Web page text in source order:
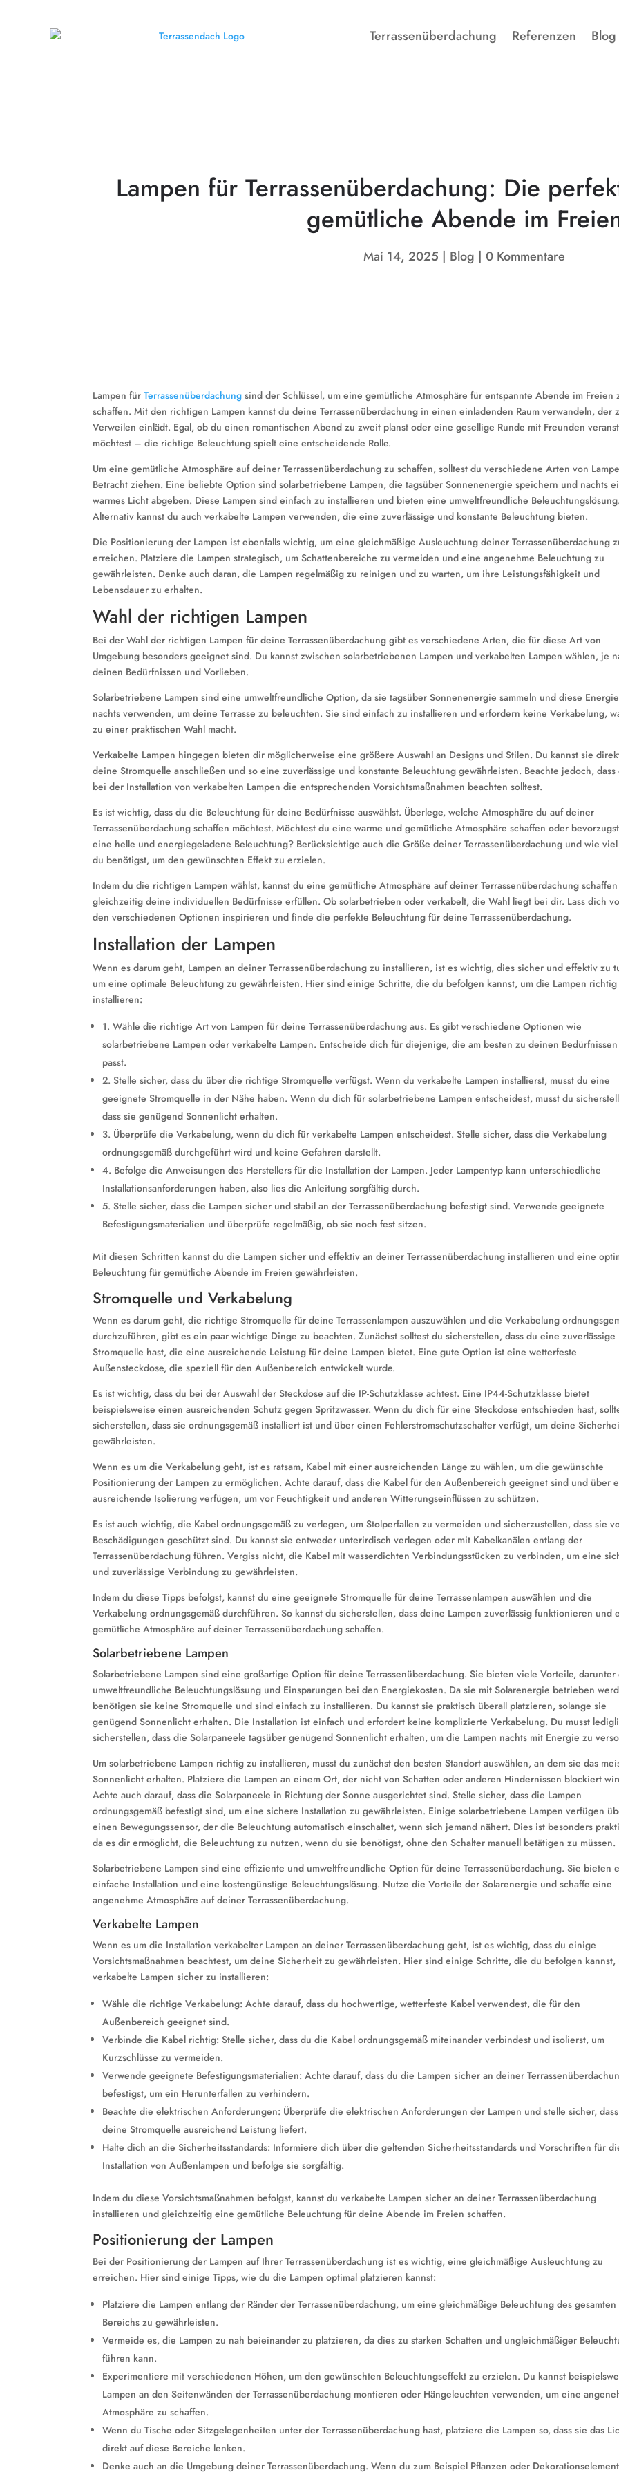
Terrassenüberdachung Referenzen Blog
Lampen für Terrassenüberdachung: Die
gemütliche Abende im
Mai 14, 2025 Blog 0 Kommentare
Lampen fürTerrassenüberdachung sind der Schlüssel, um eine gemütliche Atmosphäre für entspannte Abende im Freien
schaffen. Mit den richtigen Lampen kannst du deine Terrassenüberdachung in einen einladenden Raum verwandeln, der
Verweilen einlädt. Egal, ob du einen romantischen Abend zu zweit planst oder eine gesellige Runde mit Freunden
möchtest – die richtige Beleuchtung spielt eine entscheidende Rolle.
Um eine gemütliche Atmosphäre auf deiner Terrassenüberdachung zu schaffen, solltest du verschiedene Arten von
Betracht ziehen. Eine beliebte Option sind solarbetriebene Lampen, die tagsüber Sonnenenergie speichern und nachts
warmes Licht abgeben. Diese Lampen sind einfach zu installieren und bieten eine umweltfreundliche Beleuchtungslösung.
Alternativ kannst du auch verkabelte Lampen verwenden, die eine zuverlässige und konstante Beleuchtung bieten.
Die Positionierung der Lampen ist ebenfalls wichtig, um eine gleichmäßige Ausleuchtung deiner Terrassenüberdachung
erreichen. Platziere die Lampen strategisch, um Schattenbereiche zu vermeiden und eine angenehme Beleuchtung zu
gewährleisten. Denke auch daran, die Lampen regelmäßig zu reinigen und zu warten, um ihre Leistungsfähigkeit und
Lebensdauer zu erhalten.
Wahl der richtigen Lampen
Bei der Wahl der richtigen Lampen für deine Terrassenüberdachung gibt es verschiedene Arten, die für diese Art von
Umgebung besonders geeignet sind. Du kannst zwischen solarbetriebenen Lampen und verkabelten Lampen wählen, je
deinen Bedürfnissen und Vorlieben.
Solarbetriebene Lampen sind eine umweltfreundliche Option, da sie tagsüber Sonnenenergie sammeln und diese
nachts verwenden, um deine Terrasse zu beleuchten. Sie sind einfach zu installieren und erfordern keine Verkabelung,
zu einer praktischen Wahl macht.
Verkabelte Lampen hingegen bieten dir möglicherweise eine größere Auswahl an Designs und Stilen. Du kannst sie
deine Stromquelle anschließen und so eine zuverlässige und konstante Beleuchtung gewährleisten. Beachte jedoch, dass
bei der Installation von verkabelten Lampen die entsprechenden Vorsichtsmaßnahmen beachten solltest.
Es ist wichtig, dass du die Beleuchtung für deine Bedürfnisse auswählst. Überlege, welche Atmosphäre du auf deiner
Terrassenüberdachung schaffen möchtest. Möchtest du eine warme und gemütliche Atmosphäre schaffen oder
eine helle und energiegeladene Beleuchtung? Berücksichtige auch die Größe deiner Terrassenüberdachung und wie
du benötigst, um den gewünschten Effekt zu erzielen.
Indem du die richtigen Lampen wählst, kannst du eine gemütliche Atmosphäre auf deiner Terrassenüberdachung
gleichzeitig deine individuellen Bedürfnisse erfüllen. Ob solarbetrieben oder verkabelt, die Wahl liegt bei dir. Lass dich
den verschiedenen Optionen inspirieren und finde die perfekte Beleuchtung für deine Terrassenüberdachung.
Installation der Lampen
Wenn es darum geht, Lampen an deiner Terrassenüberdachung zu installieren, ist es wichtig, dies sicher und effektiv zu
um eine optimale Beleuchtung zu gewährleisten. Hier sind einige Schritte, die du befolgen kannst, um die Lampen richtig
installieren:
1. Wähle die richtige Art von Lampen für deine Terrassenüberdachung aus. Es gibt verschiedene Optionen wie
solarbetriebene Lampen oder verkabelte Lampen. Entscheide dich für diejenige, die am besten zu deinen Bedürfnissen
passt.
2. Stelle sicher, dass du über die richtige Stromquelle verfügst. Wenn du verkabelte Lampen installierst, musst du eine
geeignete Stromquelle in der Nähe haben. Wenn du dich für solarbetriebene Lampen entscheidest, musst du
dass sie genügend Sonnenlicht erhalten.
3. Überprüfe die Verkabelung, wenn du dich für verkabelte Lampen entscheidest. Stelle sicher, dass die Verkabelung
ordnungsgemäß durchgeführt wird und keine Gefahren darstellt.
4. Befolge die Anweisungen des Herstellers für die Installation der Lampen. Jeder Lampentyp kann unterschiedliche
Installationsanforderungen haben, also lies die Anleitung sorgfältig durch.
5. Stelle sicher, dass die Lampen sicher und stabil an der Terrassenüberdachung befestigt sind. Verwende geeignete
Befestigungsmaterialien und überprüfe regelmäßig, ob sie noch fest sitzen.
Mit diesen Schritten kannst du die Lampen sicher und effektiv an deiner Terrassenüberdachung installieren und eine
Beleuchtung für gemütliche Abende im Freien gewährleisten.
Stromquelle und Verkabelung
Wenn es darum geht, die richtige Stromquelle für deine Terrassenlampen auszuwählen und die Verkabelung
durchzuführen, gibt es ein paar wichtige Dinge zu beachten. Zunächst solltest du sicherstellen, dass du eine zuverlässige
Stromquelle hast, die eine ausreichende Leistung für deine Lampen bietet. Eine gute Option ist eine wetterfeste
Außensteckdose, die speziell für den Außenbereich entwickelt wurde.
Es ist wichtig, dass du bei der Auswahl der Steckdose auf die IP-Schutzklasse achtest. Eine IP44-Schutzklasse bietet
beispielsweise einen ausreichenden Schutz gegen Spritzwasser. Wenn du dich für eine Steckdose entschieden hast,
sicherstellen, dass sie ordnungsgemäß installiert ist und über einen Fehlerstromschutzschalter verfügt, um deine
gewährleisten.
Wenn es um die Verkabelung geht, ist es ratsam, Kabel mit einer ausreichenden Länge zu wählen, um die gewünschte
Positionierung der Lampen zu ermöglichen. Achte darauf, dass die Kabel für den Außenbereich geeignet sind und über
ausreichende Isolierung verfügen, um vor Feuchtigkeit und anderen Witterungseinflüssen zu schützen.
Es ist auch wichtig, die Kabel ordnungsgemäß zu verlegen, um Stolperfallen zu vermeiden und sicherzustellen, dass sie
Beschädigungen geschützt sind. Du kannst sie entweder unterirdisch verlegen oder mit Kabelkanälen entlang der
Terrassenüberdachung führen. Vergiss nicht, die Kabel mit wasserdichten Verbindungsstücken zu verbinden, um eine
und zuverlässige Verbindung zu gewährleisten.
Indem du diese Tipps befolgst, kannst du eine geeignete Stromquelle für deine Terrassenlampen auswählen und die
Verkabelung ordnungsgemäß durchführen. So kannst du sicherstellen, dass deine Lampen zuverlässig funktionieren und
gemütliche Atmosphäre auf deiner Terrassenüberdachung schaffen.
Solarbetriebene Lampen
Solarbetriebene Lampen sind eine großartige Option für deine Terrassenüberdachung. Sie bieten viele Vorteile, darunter
umweltfreundliche Beleuchtungslösung und Einsparungen bei den Energiekosten. Da sie mit Solarenergie betrieben
benötigen sie keine Stromquelle und sind einfach zu installieren. Du kannst sie praktisch überall platzieren, solange sie
genügend Sonnenlicht erhalten. Die Installation ist einfach und erfordert keine komplizierte Verkabelung. Du musst
sicherstellen, dass die Solarpaneele tagsüber genügend Sonnenlicht erhalten, um die Lampen nachts mit Energie zu
Um solarbetriebene Lampen richtig zu installieren, musst du zunächst den besten Standort auswählen, an dem sie das
Sonnenlicht erhalten. Platziere die Lampen an einem Ort, der nicht von Schatten oder anderen Hindernissen blockiert
Achte auch darauf, dass die Solarpaneele in Richtung der Sonne ausgerichtet sind. Stelle sicher, dass die Lampen
ordnungsgemäß befestigt sind, um eine sichere Installation zu gewährleisten. Einige solarbetriebene Lampen verfügen
einen Bewegungssensor, der die Beleuchtung automatisch einschaltet, wenn sich jemand nähert. Dies ist besonders
da es dir ermöglicht, die Beleuchtung zu nutzen, wenn du sie benötigst, ohne den Schalter manuell betätigen zu müssen.
Solarbetriebene Lampen sind eine effiziente und umweltfreundliche Option für deine Terrassenüberdachung. Sie bieten
einfache Installation und eine kostengünstige Beleuchtungslösung. Nutze die Vorteile der Solarenergie und schaffe eine
angenehme Atmosphäre auf deiner Terrassenüberdachung.
Verkabelte Lampen
Wenn es um die Installation verkabelter Lampen an deiner Terrassenüberdachung geht, ist es wichtig, dass du einige
Vorsichtsmaßnahmen beachtest, um deine Sicherheit zu gewährleisten. Hier sind einige Schritte, die du befolgen kannst,
verkabelte Lampen sicher zu installieren:
Wähle die richtige Verkabelung: Achte darauf, dass du hochwertige, wetterfeste Kabel verwendest, die für den
Außenbereich geeignet sind.
Verbinde die Kabel richtig: Stelle sicher, dass du die Kabel ordnungsgemäß miteinander verbindest und isolierst, um
Kurzschlüsse zu vermeiden.
Verwende geeignete Befestigungsmaterialien: Achte darauf, dass du die Lampen sicher an deiner
befestigst, um ein Herunterfallen zu verhindern.
Beachte die elektrischen Anforderungen: Überprüfe die elektrischen Anforderungen der Lampen und stelle sicher, dass
deine Stromquelle ausreichend Leistung liefert.
Halte dich an die Sicherheitsstandards: Informiere dich über die geltenden Sicherheitsstandards und Vorschriften für
Installation von Außenlampen und befolge sie sorgfältig.
Indem du diese Vorsichtsmaßnahmen befolgst, kannst du verkabelte Lampen sicher an deiner Terrassenüberdachung
installieren und gleichzeitig eine gemütliche Beleuchtung für deine Abende im Freien schaffen.
Positionierung der Lampen
Bei der Positionierung der Lampen auf Ihrer Terrassenüberdachung ist es wichtig, eine gleichmäßige Ausleuchtung zu
erreichen. Hier sind einige Tipps, wie du die Lampen optimal platzieren kannst:
Platziere die Lampen entlang der Ränder der Terrassenüberdachung, um eine gleichmäßige Beleuchtung des gesamten
Bereichs zu gewährleisten.
Vermeide es, die Lampen zu nah beieinander zu platzieren, da dies zu starken Schatten und ungleichmäßiger
führen kann.
Experimentiere mit verschiedenen Höhen, um den gewünschten Beleuchtungseffekt zu erzielen. Du kannst
Lampen an den Seitenwänden der Terrassenüberdachung montieren oder Hängeleuchten verwenden, um eine
Atmosphäre zu schaffen.
Wenn du Tische oder Sitzgelegenheiten unter der Terrassenüberdachung hast, platziere die Lampen so, dass sie das
direkt auf diese Bereiche lenken.
Denke auch an die Umgebung deiner Terrassenüberdachung. Wenn du zum Beispiel Pflanzen oder